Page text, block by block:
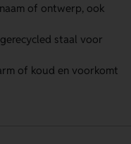
of ontwerp, ook
staal voor
of koud en voorkomt